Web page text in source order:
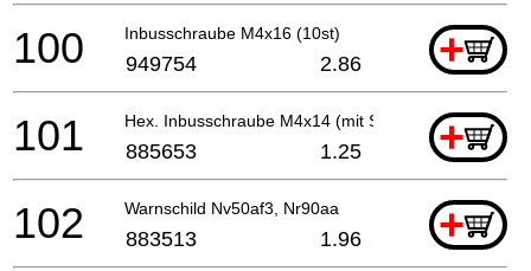
Inbusschraube M4x16 (10st) +
100 949754 2.86
Hex. Inbusschraube M4x14 (mit Sprengring)
+
101 885653 1.25
Warnschild Nv50af3, Nr90aa +
102 883513 1.96